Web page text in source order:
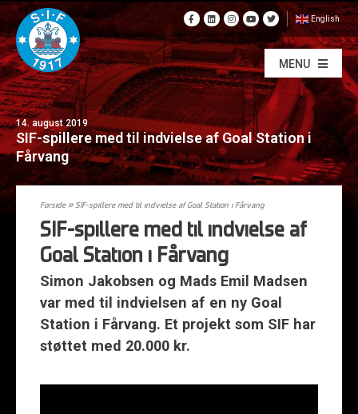
English
MENU
14. august 2019
SIF-spillere med til indvielse af Goal Station i
Fårvang
Forside»SIF-spillere med til indvielse af Goal Station i Fårvang
SIF-spillere med til indvielse af
Goal Station i Fårvang
Simon Jakobsen og Mads Emil Madsen
var med til indvielsen af en ny Goal
Station i Fårvang. Et projekt som SIF har
støttet med 20.000 kr.